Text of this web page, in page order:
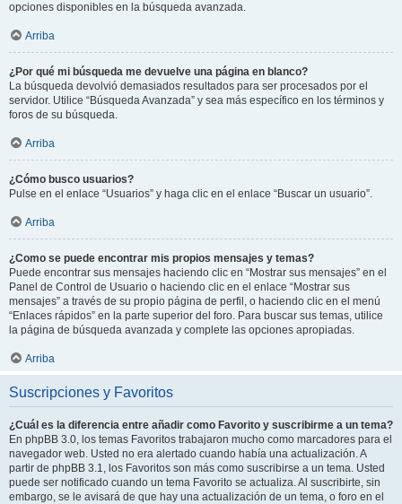
opciones disponibles en la búsqueda avanzada.
Arriba
¿Por qué mi búsqueda me devuelve una página en blanco?
La búsqueda devolvió demasiados resultados para ser procesados por el
servidor. Utilice “Búsqueda Avanzada” y sea más específico en los términos y
foros de su búsqueda.
Arriba
¿Cómo busco usuarios?
Pulse en el enlace “Usuarios” y haga clic en el enlace “Buscar un usuario”.
Arriba
¿Como se puede encontrar mis propios mensajes y temas?
Puede encontrar sus mensajes haciendo clic en “Mostrar sus mensajes” en el
Panel de Control de Usuario o haciendo clic en el enlace “Mostrar sus
mensajes” a través de su propio página de perfil, o haciendo clic en el menú
“Enlaces rápidos” en la parte superior del foro. Para buscar sus temas, utilice
la página de búsqueda avanzada y complete las opciones apropiadas.
Arriba
Suscripciones y Favoritos
¿Cuál es la diferencia entre añadir como Favorito y suscribirme a un tema?
En phpBB 3.0, los temas Favoritos trabajaron mucho como marcadores para el
navegador web. Usted no era alertado cuando había una actualización. A
partir de phpBB 3.1, los Favoritos son más como suscribirse a un tema. Usted
puede ser notificado cuando un tema Favorito se actualiza. Al suscribirte, sin
embargo, se le avisará de que hay una actualización de un tema, o foro en el